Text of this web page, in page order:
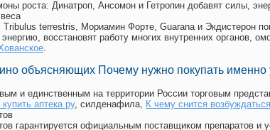
роста: Динатроп, Ансомон и Гетропин добавят силы,
Tribulus terrestris, Мориамин Форте, Guarana и Экдистерон
восстановят работу многих внутренних органов,
.
объясняющих Почему нужно покупать именно
и единственным на территории России торговым
купить аптека ру, силденафила, К чему снится возбуждаться
гарантируется официальным поставщиком препаратов и